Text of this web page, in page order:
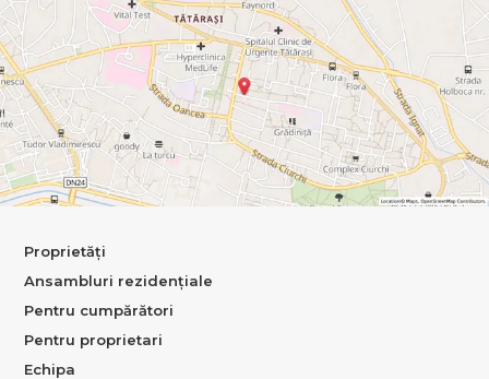
Proprietăți
Ansambluri rezidențiale
Pentru cumpărători
Pentru proprietari
Echipa